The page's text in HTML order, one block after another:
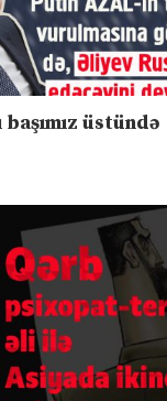
üstündə